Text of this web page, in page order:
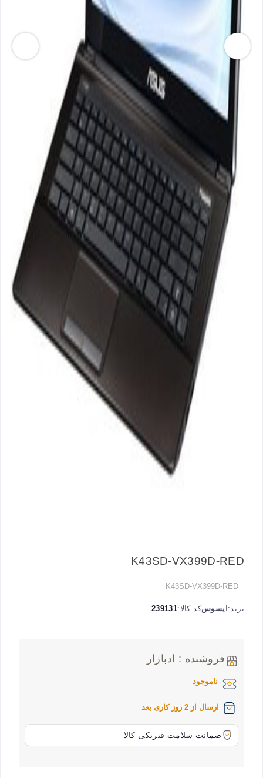
K43SD-VX399D-RED
K43SD-VX399D-RED
برند: ایسوسکد کالا:239131
فروشنده : ادبازار
ناموجود
ارسال از 2 روز کاری بعد
ضمانت سلامت فیزیکی کالا